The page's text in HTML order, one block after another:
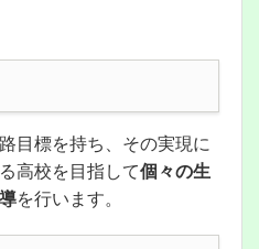
目標を持ち、その実現に
高校を目指して個々の生
を行います。